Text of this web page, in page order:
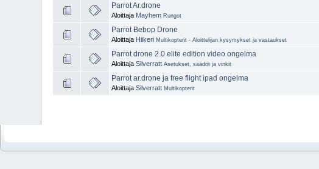
Parrot Ar.drone
Aloittaja Mayhem Rungot
Parrot Bebop Drone
Aloittaja Hiikeri Multikopterit - Aloittelijan kysymykset ja vastaukset
Parrot drone 2.0 elite edition video ongelma
AloittajaSilverratt Asetukset, säädöt ja vinkit
Parrot ar.drone ja free flight ipad ongelma
AloittajaSilverratt Multikopterit